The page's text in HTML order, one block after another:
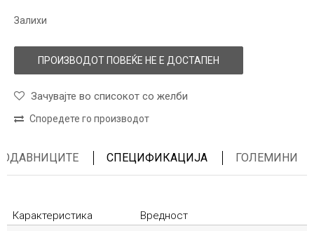
Залихи
ПРОИЗВОДОТ ПОВЕЌЕ НЕ Е ДОСТАПЕН
Зачувајте во списокот со желби
Споредете го производот
СПЕЦИФИКАЦИЈА ГОЛЕМИНИ
Карактеристика
Вредност